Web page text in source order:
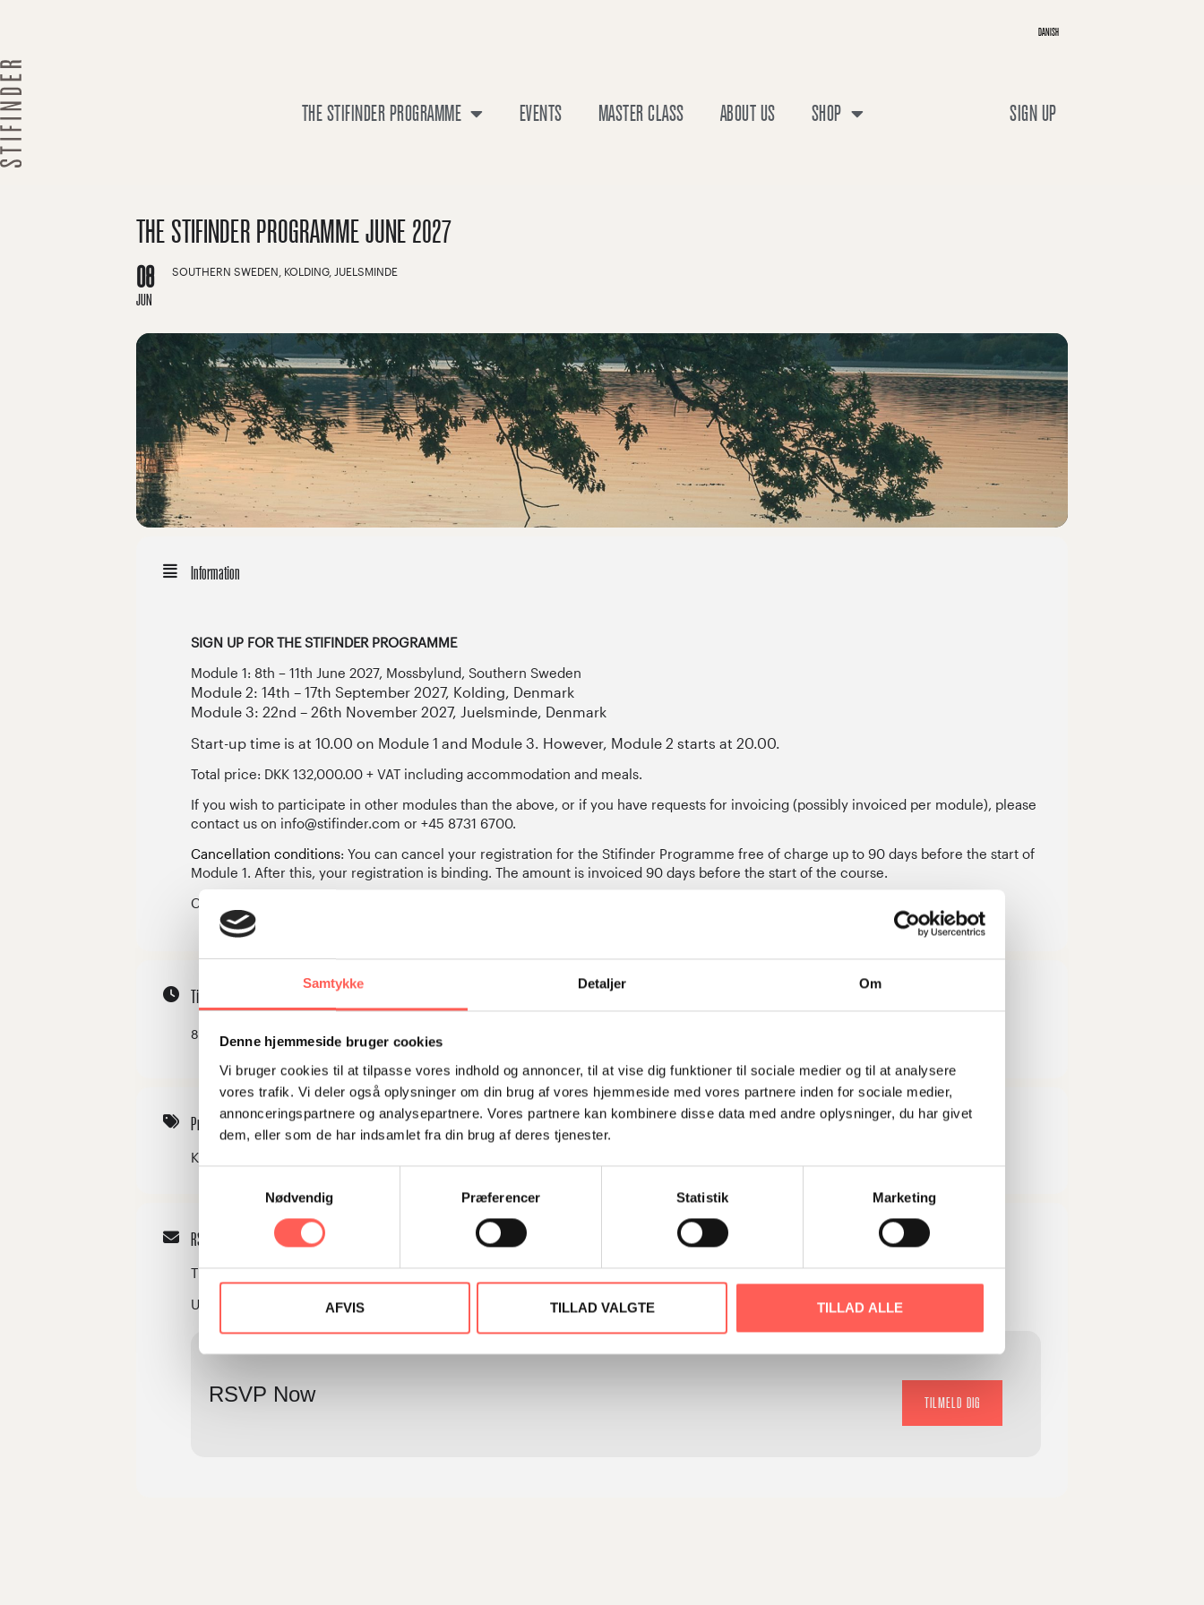
Samtykke Detaljer Om
Denne hjemmeside bruger cookies
Vi bruger cookies til at tilpasse vores indhold og annoncer, til at vise dig funktioner til sociale medier og til at analysere
vores trafik. Vi deler også oplysninger om din brug af vores hjemmeside med vores partnere inden for sociale medier,
annonceringspartnere og analysepartnere. Vores partnere kan kombinere disse data med andre oplysninger, du har givet
dem, eller som de har indsamlet fra din brug af deres tjenester.
Nødvendig
Præferencer Statistik Marketing
AFVIS TILLAD VALGTE TILLAD ALLE
content
DANISH
THE STIFINDER PROGRAMME EVENTS MASTER CLASS ABOUT US SHOP SIGN UP
THE STIFINDER PROGRAMME JUNE 2027
08
JUN
SOUTHERN SWEDEN, KOLDING, JUELSMINDE
Information
SIGN UP FOR THE STIFINDER PROGRAMME
Module 1: 8th – 11th June 2027, Mossbylund, Southern Sweden
Module 2: 14th – 17th September 2027, Kolding, Denmark
Module 3: 22nd – 26th November 2027, Juelsminde, Denmark
Start-up time is at 10.00 on Module 1 and Module 3. However, Module 2 starts at 20.00.
Total price: DKK 132,000.00 + VAT including accommodation and meals.
If you wish to participate in other modules than the above, or if you have requests for invoicing (possibly invoiced per module), please
contact us on info@stifinder.com or +45 8731 6700.
Cancellation conditions: You can cancel your registration for the Stifinder Programme free of charge up to 90 days before the start of
Module 1. After this, your registration is binding. The amount is invoiced 90 days before the start of the course.
Cancellation Terms: You can cancel up to 90 days before starting on Module 1 free of charge.
Tidspunkt
8. juni 2027 10:00 (GMT+00:00)
Pris
Kr. 132.000,00 + moms (Beløbet er inklusiv ophold og forplejning).
RSVP to This Event
Tilmeld dig nu for at sikre din plads
Udfyld formularen for at deltage
RSVP Now TILMELD DIG